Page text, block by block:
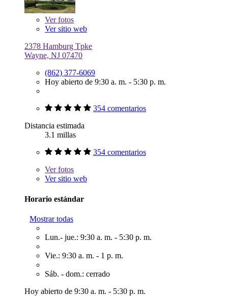
Verfotos
Ver sitio web
2378 Hamburg Tpke
Wayne, NJ 07470
(862) 377-6069
Hoy abierto de 9:30 a. m. - 5:30 p. m.
354 comentarios
Distancia estimada
3.1 millas
354 comentarios
Verfotos
Ver sitio web
Horario estándar
Mostrar todas
Lun.- jue.: 9:30 a. m. - 5:30 p. m.
Vie.: 9:30 a. m. - 1 p. m.
Sáb. - dom.: cerrado
Hoy abierto de 9:30 a. m. - 5:30 p. m.